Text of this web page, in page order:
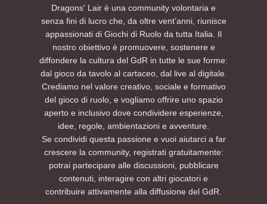
Dragons' Lair è una community volontaria e
senza fini di lucro che, da oltre vent’anni, riunisce
appassionati di Giochi di Ruolo da tutta Italia. Il
nostro obiettivo è promuovere, sostenere e
diffondere la cultura del GdR in tutte le sue forme:
dal gioco da tavolo al cartaceo, dal live al digitale.
Crediamo nel valore creativo, sociale e formativo
del gioco di ruolo, e vogliamo offrire uno spazio
aperto e inclusivo dove condividere esperienze,
idee, regole, ambientazioni e avventure.
Se condividi questa passione e vuoi aiutarci a far
crescere la community, registrati gratuitamente:
potrai partecipare alle discussioni, pubblicare
contenuti, interagire con altri giocatori e
contribuire attivamente alla diffusione del GdR.